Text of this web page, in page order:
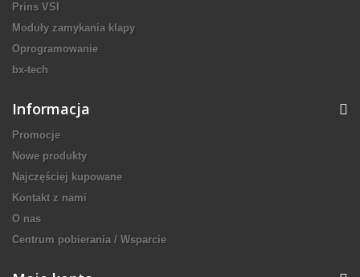
Prins VSI
Moduły zamykania klapy
Oprogramowanie
bx-tech
Informacja
Promocje
Nowe produkty
Najczęściej kupowane
Kontakt z nami
O nas
Centrum pobierania / Wsparcie